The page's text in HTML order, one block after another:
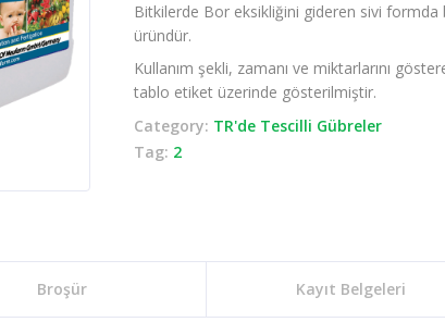
Bitkilerde Bor eksikliğini gideren sivi formda
üründür.
Kullanım şekli, zamanı ve miktarlarını
tablo etiket üzerinde gösterilmiştir.
Category: TR'de Tescilli Gübreler
Tag: 2
Broşür Kayıt Belgeleri